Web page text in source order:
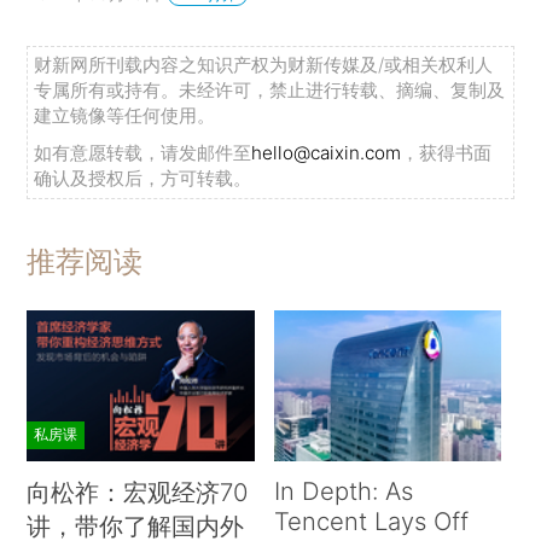
财新网所刊载内容之知识产权为财新传媒及/或相关权利人
专属所有或持有。未经许可，禁止进行转载、摘编、复制及
建立镜像等任何使用。
如有意愿转载，请发邮件至hello@caixin.com ，获得书面
确认及授权后，方可转载。
推荐阅读
私房课
向松祚：宏观经济70
讲，带你了解国内外
In Depth: As
Tencent Lays Off